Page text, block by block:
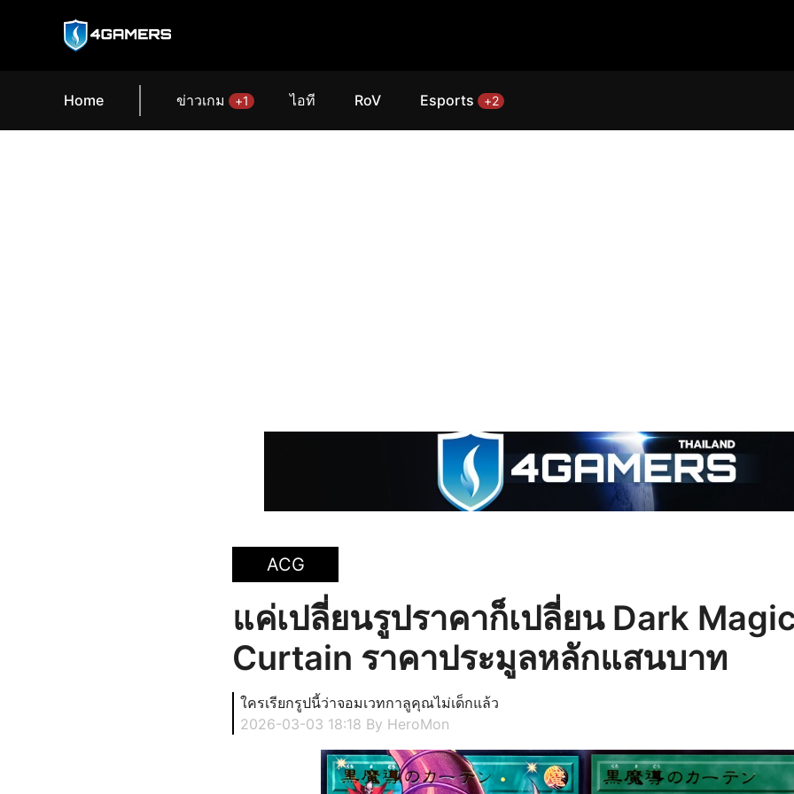
Home ข่าวเกม +1 ไอที RoV Esports +2
ACG
แค่เปลี่ยนรูปราคาก็เปลี่ยน Dark
Curtain ราคาประมูลหลักแสนบาท
ใครเรียกรูปนี้ว่าจอมเวทกาลูคุณไม่เด็กแล้ว
2026-03-03 18:18 By HeroMon